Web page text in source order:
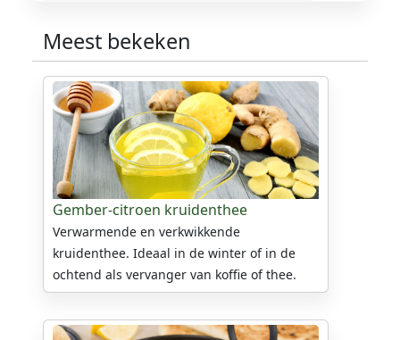
Meest bekeken
Gember-citroen kruidenthee
Verwarmende en verkwikkende
kruidenthee. Ideaal in de winter of in de
ochtend als vervanger van koffie of thee.